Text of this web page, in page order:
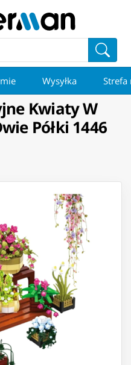
Wysyłka Strefa
Kwiaty W
Półki 1446